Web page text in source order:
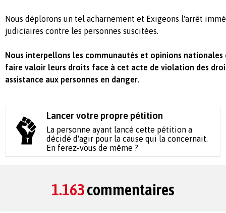
Nous déplorons un tel acharnement et Exigeons l'arrêt
judiciaires contre les personnes suscitées.
Nous interpellons les communautés et opinions
faire valoir leurs droits face à cet acte de violation des
assistance aux personnes en danger.
Lancer votre propre pétition
La personne ayant lancé cette pétition a
décidé d'agir pour la cause qui la concernait.
En ferez-vous de même ?
1.163commentaires